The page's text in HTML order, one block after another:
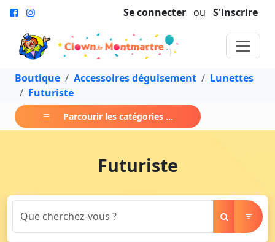
Se connecter ou S'inscrire
Boutique Accessoires déguisement
Lunettes
Futuriste
Parcourir les catégories ...
Futuriste